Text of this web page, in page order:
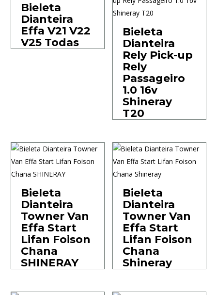
Bieleta
Dianteira
Effa V21 V22
V25 Todas
Bieleta
Dianteira
Rely Pick-up
Rely
Passageiro
1.0 16v
Shineray
T20
Bieleta
Dianteira
Towner Van
Effa Start
Lifan Foison
Chana
SHINERAY
Bieleta
Dianteira
Towner Van
Effa Start
Lifan Foison
Chana
Shineray